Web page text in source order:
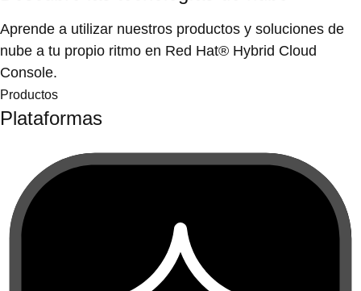
Aprende a utilizar nuestros productos y soluciones de
nube a tu propio ritmo en Red Hat® Hybrid Cloud
Console.
Productos
Plataformas